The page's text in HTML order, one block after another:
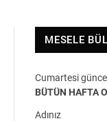
MESELE
Cumartesi
BÜTÜN HAFTA
Adınız